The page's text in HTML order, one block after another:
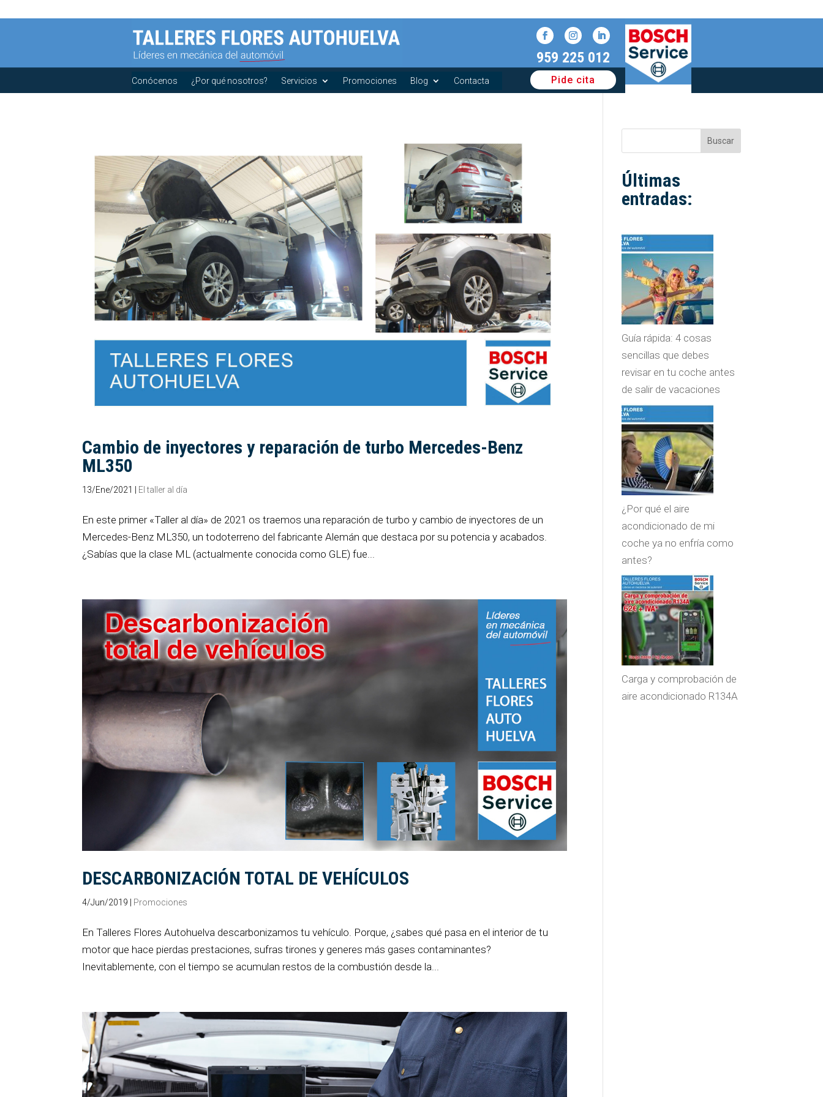
Conócenos ¿Por qué nosotros? Servicios Promociones Blog Contacta
959 225 012
Pide cita
Cambio de inyectores y reparación de turbo Mercedes-Benz
ML350
13/Ene/2021 El taller al día
En este primer «Taller al día» de 2021 os traemos una reparación de turbo y cambio de inyectores de un
Mercedes-Benz ML350, un todoterreno del fabricante Alemán que destaca por su potencia y acabados.
¿Sabías que la clase ML (actualmente conocida como GLE) fue...
DESCARBONIZACIÓN TOTAL DE VEHÍCULOS
4/Jun/2019 Promociones
En Talleres Flores Autohuelva descarbonizamos tu vehículo. Porque, ¿sabes qué pasa en el interior de tu
motor que hace pierdas prestaciones, sufras tirones y generes más gases contaminantes?
Inevitablemente, con el tiempo se acumulan restos de la combustión desde la...
Buscar
Últimas
entradas:
Guía rápida: 4 cosas
sencillas que debes
revisar en tu coche antes
de salir de vacaciones
¿Por qué el aire
acondicionado de mi
coche ya no enfría como
antes?
Carga y comprobación de
aire acondicionado R134A